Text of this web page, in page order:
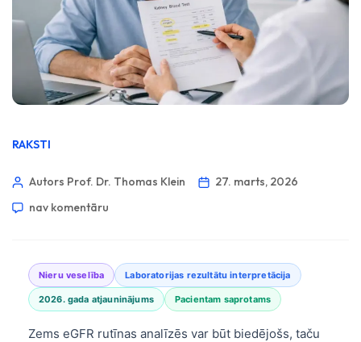
RAKSTI
Autors Prof. Dr. Thomas Klein
27. marts, 2026
nav komentāru
Nieru veselība Laboratorijas rezultātu interpretācija
2026. gada atjauninājums Pacientam saprotams
Zems eGFR rutīnas analīzēs var būt biedējošs, taču